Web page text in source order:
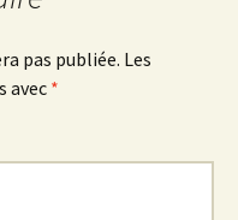
pas publiée. Les
avec *